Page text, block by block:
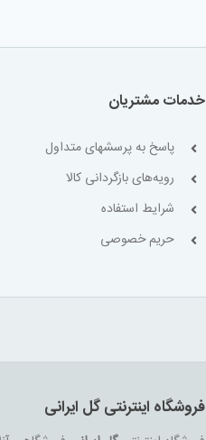
خدمات مشتریان
پاسخ به پرسشهای متداول
رویه‌های بازگردانی کالا
شرایط استفاده
حریم خصوصی
فروشگاه اینترنتی گل ایرانی